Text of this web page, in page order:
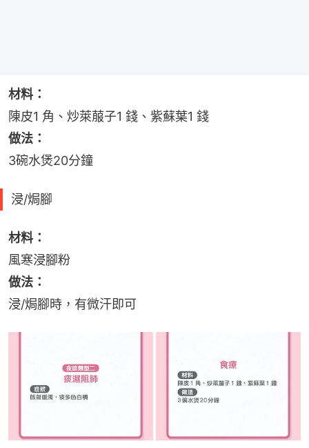
材料：
陳皮1 角、炒萊菔子1 錢、紫蘇葉1 錢
做法：
3碗水煲20分鐘
浸/焗腳
材料：
風寒浸腳粉
做法：
浸/焗腳時，有微汗即可